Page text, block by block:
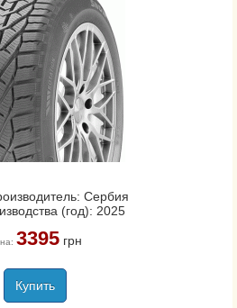
Сербия
(год): 2025
3395грн
Купить